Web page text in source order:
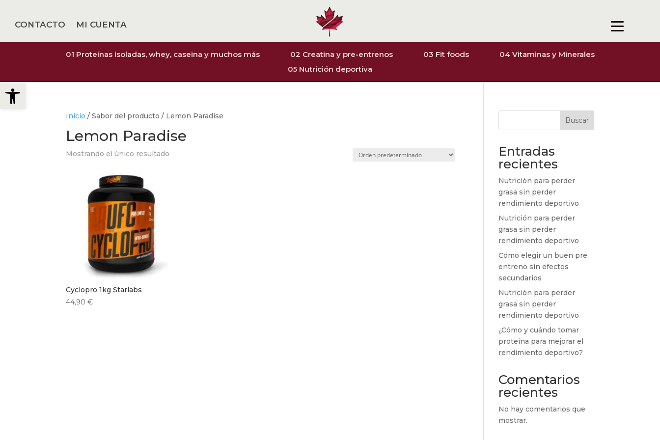
Abrir barra de herramientas
CONTACTO MI CUENTA
01 Proteínas isoladas, whey, caseina y muchos más 02 Creatina y pre-entrenos 03 Fit foods
04 Vitaminas y Minerales
05 Nutrición deportiva
Inicio / Sabor del producto / Lemon Paradise
Lemon Paradise
Mostrando el único resultado
Cyclopro 1kg Starlabs
44,90€
Buscar
Entradas
recientes
Nutrición para perder
grasa sin perder
rendimiento deportivo
Nutrición para perder
grasa sin perder
rendimiento deportivo
Cómo elegir un buen pre
entreno sin efectos
secundarios
Nutrición para perder
grasa sin perder
rendimiento deportivo
¿Cómo y cuándo tomar
proteína para mejorar el
rendimiento deportivo?
Comentarios
recientes
No hay comentarios que
mostrar.